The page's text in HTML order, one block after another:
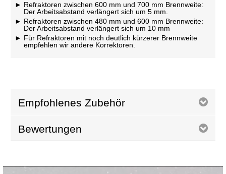
Refraktoren zwischen 600 mm und 700 mm Brennweite:
Der Arbeitsabstand verlängert sich um 5 mm.
Refraktoren zwischen 480 mm und 600 mm Brennweite:
Der Arbeitsabstand verlängert sich um 10 mm
Für Refraktoren mit noch deutlich kürzerer Brennweite
empfehlen wir andere Korrektoren.
Empfohlenes Zubehör
Bewertungen